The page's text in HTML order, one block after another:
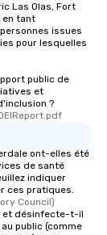
Las Olas, Fort
en tant
issues
pour lesquelles
public de
et
?
ont-elles été
de santé
indiquer
ces pratiques.
Council)
et désinfecte-t-il
public (comme